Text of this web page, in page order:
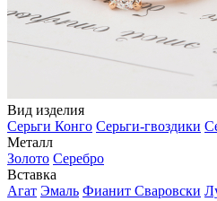
Вид изделия
Серьги Конго Серьги-гвоздики
Металл
Золото Серебро
Вставка
Агат Эмаль Фианит Сваровски